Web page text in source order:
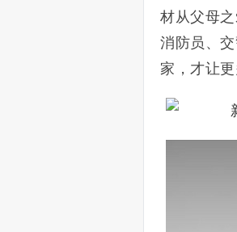
材从父母
消防员、
家，才让